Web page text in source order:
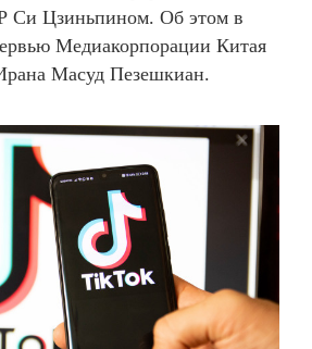
Си Цзиньпином. Об этом в
Медиакорпорации Китая
Масуд Пезешкиан.